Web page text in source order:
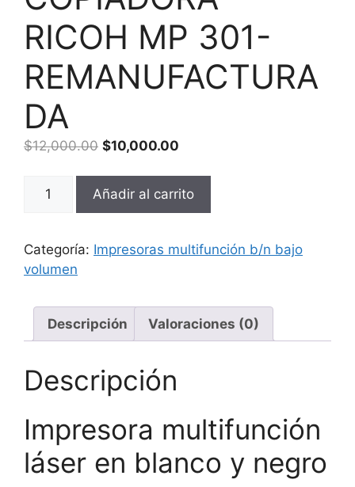
RICOH MP 301-
REMANUFACTURA
DA
$12,000.00 $10,000.00
Añadir al carrito
Categoría: Impresoras multifunción b/n bajo
volumen
Descripción Valoraciones (0)
Descripción
Impresora multifunción
láser en blanco y negro